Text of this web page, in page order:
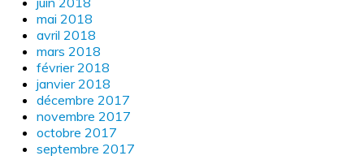
mai 2018
avril 2018
mars 2018
février 2018
janvier 2018
décembre 2017
novembre 2017
octobre 2017
septembre 2017